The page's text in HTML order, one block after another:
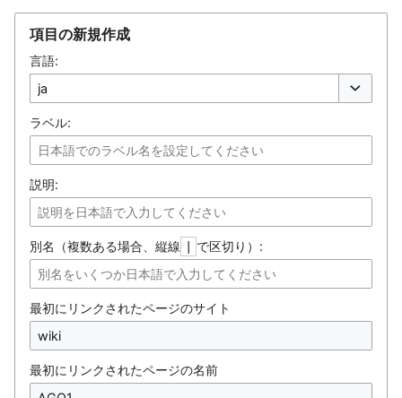
項目の新規作成
言語:
ラベル:
説明:
別名（複数ある場合、縦線 で区切り）:
最初にリンクされたページのサイト
最初にリンクされたページの名前